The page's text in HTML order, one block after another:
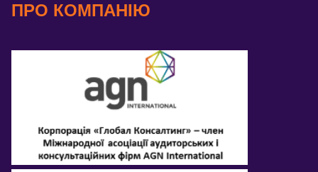
ПРО КОМПАНІЮ